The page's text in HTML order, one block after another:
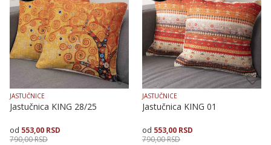
JASTUČNICE
Jastučnica KING 28/25
553,00 RSD
790,00RSD
JASTUČNICE
Jastučnica KING 01
553,00 RSD
790,00RSD